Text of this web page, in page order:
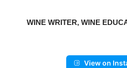
WINE WRITER, WINE
View on